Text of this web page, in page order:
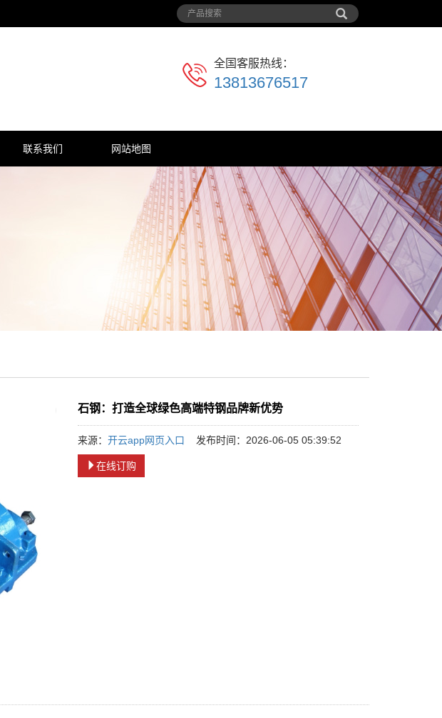
全国客服热线：
13813676517
联系我们 网站地图
石钢：打造全球绿色高端特钢品牌新优势
来源：开云app网页入口 发布时间：2026-06-05 05:39:52
在线订购